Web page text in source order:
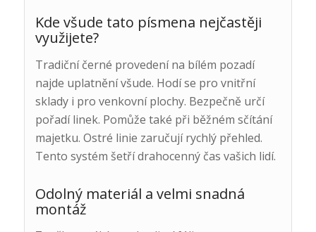
Kde všude tato písmena nejčastěji
využijete?
Tradiční černé provedení na bílém pozadí
najde uplatnění všude. Hodí se pro vnitřní
sklady i pro venkovní plochy. Bezpečně určí
pořadí linek. Pomůže také při běžném sčítání
majetku. Ostré linie zaručují rychlý přehled.
Tento systém šetří drahocenný čas vašich lidí.
Odolný materiál a velmi snadná
montáž